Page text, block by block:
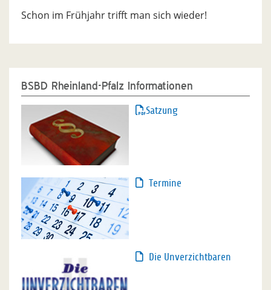
Schon im Frühjahr trifft man sich wieder!
BSBD Rheinland-Pfalz Informationen
Satzung
Termine
Die Unverzichtbaren